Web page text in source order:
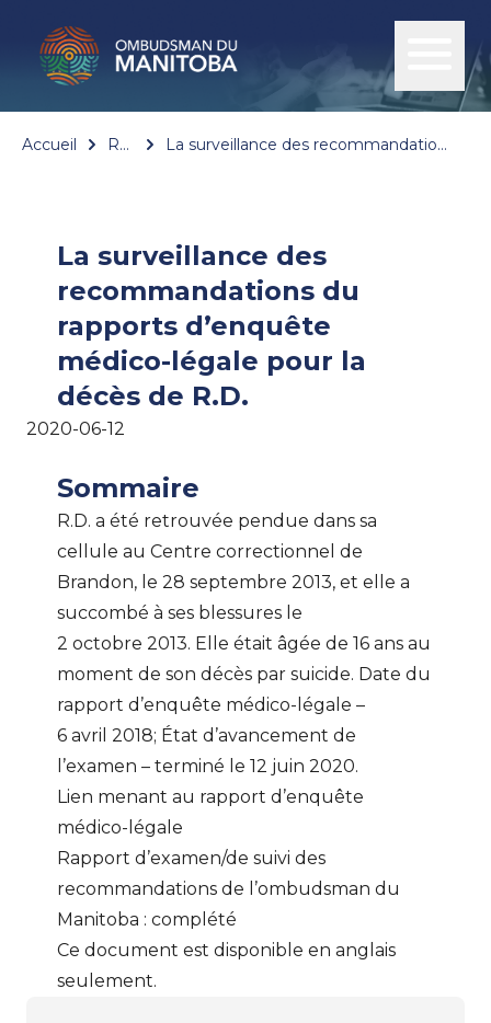
Accueil Rapports La surveillance des recommandations du rapports d’enquête médico-légale pour la décès de R.D.
La surveillance des
recommandations du
rapports d’enquête
médico-légale pour la
décès de R.D.
2020-06-12
Sommaire
R.D. a été retrouvée pendue dans sa
cellule au Centre correctionnel de
Brandon, le 28 septembre 2013, et elle a
succombé à ses blessures le
2 octobre 2013. Elle était âgée de 16 ans au
moment de son décès par suicide. Date du
rapport d’enquête médico-légale –
6 avril 2018; État d’avancement de
l’examen – terminé le 12 juin 2020.
Lien menant au rapport d’enquête
médico-légale
Rapport d’examen/de suivi des
recommandations de l’ombudsman du
Manitoba : complété
Ce document est disponible en anglais
seulement.